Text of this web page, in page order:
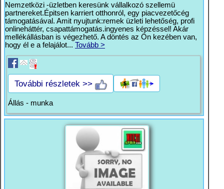
Nemzetközi -üzletben keresünk vállalkozó szellemü
partnereket.Épitsen karriert otthonról, egy piacvezetőcég
támogatásával. Amit nyujtunk:remek üzleti lehetőség, profi
onlineháttér, csapattámogatás.ingyenes képzéssel! Akár
mellékállásban is végezhető. A döntés az Ön kezében van,
hogy él e a felajálot... Tovább >
További részletek >>
Állás - munka